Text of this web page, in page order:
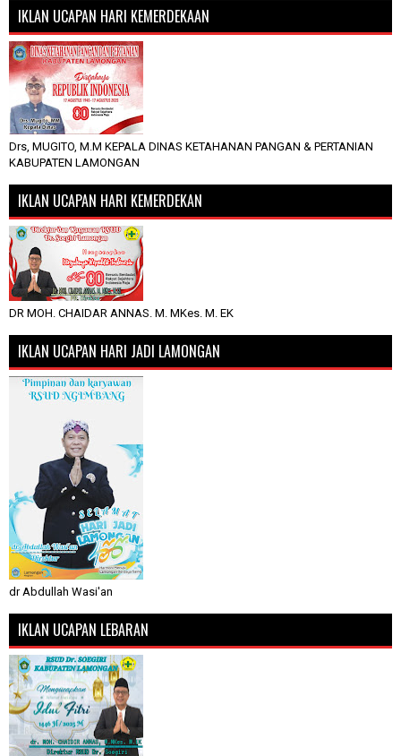
IKLAN UCAPAN HARI KEMERDEKAAN
Drs, MUGITO, M.M KEPALA DINAS KETAHANAN PANGAN & PERTANIAN
KABUPATEN LAMONGAN
IKLAN UCAPAN HARI KEMERDEKAN
DR MOH. CHAIDAR ANNAS. M. MKes. M. EK
IKLAN UCAPAN HARI JADI LAMONGAN
dr Abdullah Wasi'an
IKLAN UCAPAN LEBARAN